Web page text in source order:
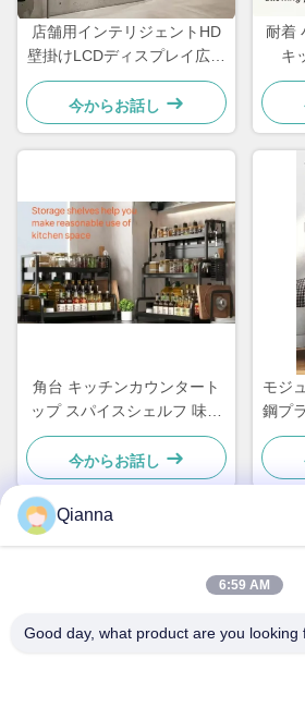
店舗用インテリジェントHD
壁掛けLCDディスプレイ広告
スクリーン
今からお話し
耐着
キ
角台 キッチンカウンタート
ップ スパイスシェルフ 味付
けのための防腐炭酸鋼
今からお話し
モジ
鋼プ
クイックコンタクト
アドレス
Qianna
6:59 AM
Good day, what product are you looking